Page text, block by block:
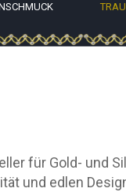
für Gold- und
und edlen